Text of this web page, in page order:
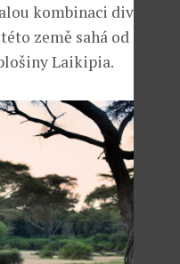
kombinaci divoké
země sahá od
Laikipia.